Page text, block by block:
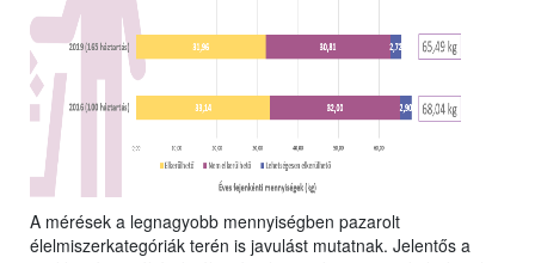
A mérések a legnagyobb mennyiségben pazarolt
élelmiszerkategóriák terén is javulást mutatnak. Jelentős a